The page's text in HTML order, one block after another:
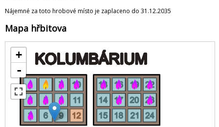
Nájemné za toto hrobové místo je zaplaceno do 31.12.2035
Mapa hřbitova
+
-